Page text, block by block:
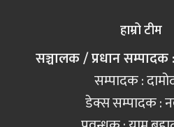
हाम्रो टीम
सञ्चालक / प्रधान
सम्पादक :
डेक्स सम्पादक :